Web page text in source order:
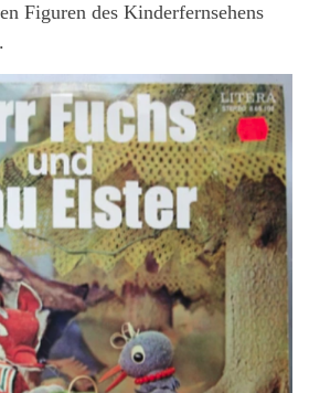
Figuren des Kinderfernsehens